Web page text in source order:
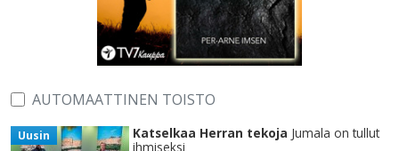
AUTOMAATTINEN TOISTO
Uusin Katselkaa Herran tekoja Jumala on tullut
ihmiseksi